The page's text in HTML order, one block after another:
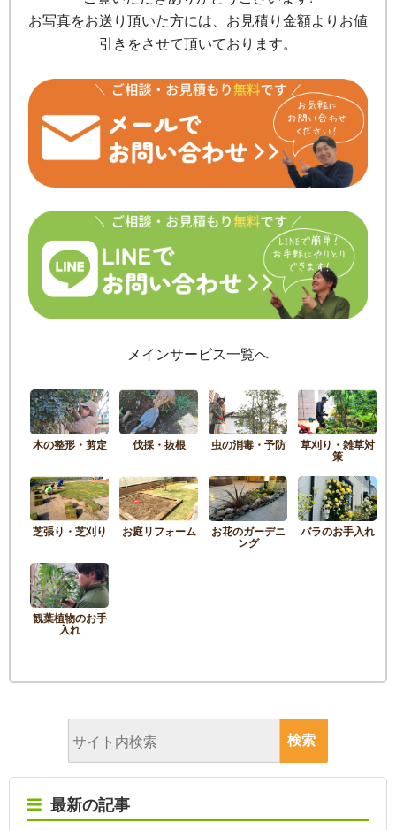
お写真をお送り頂いた方には、お見積り金額よりお値
引きをさせて頂いております。
メインサービス一覧へ
木の整形・剪定 伐採・抜根 虫の消毒・予防 草刈り・雑草対
策
芝張り・芝刈り お庭リフォーム お花のガーデニ
ング
バラのお手入れ
観葉植物のお手
入れ
最新の記事